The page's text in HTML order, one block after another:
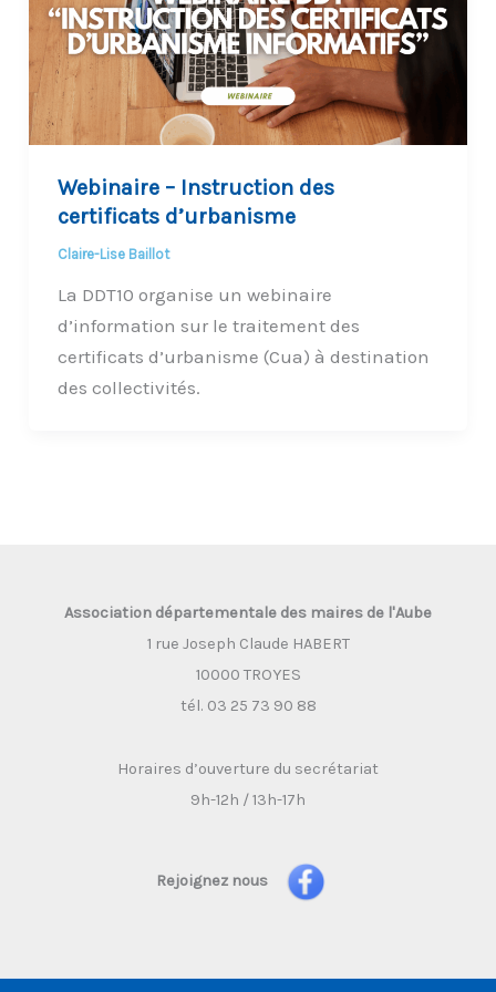
Webinaire – Instruction des
certificats d’urbanisme
Claire-Lise Baillot
La DDT10 organise un webinaire
d’information sur le traitement des
certificats d’urbanisme (Cua) à destination
des collectivités.
Association départementale des maires de l'Aube
1 rue Joseph Claude HABERT
10000 TROYES
tél. 03 25 73 90 88
Horaires d’ouverture du secrétariat
9h-12h / 13h-17h
Rejoignez nous